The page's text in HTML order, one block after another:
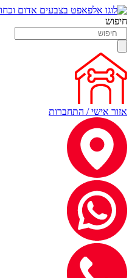
חיפוש
אזור אישי / התחברות